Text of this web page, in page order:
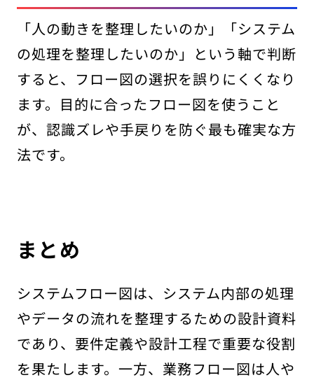
「人の動きを整理したいのか」「システム
の処理を整理したいのか」という軸で判断
すると、フロー図の選択を誤りにくくなり
ます。目的に合ったフロー図を使うこと
が、認識ズレや手戻りを防ぐ最も確実な方
法です。
まとめ
システムフロー図は、システム内部の処理
やデータの流れを整理するための設計資料
であり、要件定義や設計工程で重要な役割
を果たします。一方、業務フロー図は人や